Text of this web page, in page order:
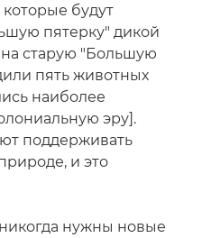
будут
пятерку" дикой
старую "Большую
пять животных
наиболее
эру].
поддерживать
и это
нужны новые